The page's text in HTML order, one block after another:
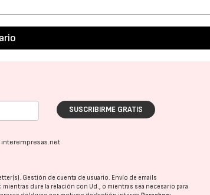
SUSCRIBIRME GRATIS
Gestión de cuenta de usuario. Envío de emails
mientras dure la relación con Ud., o mientras sea necesario para